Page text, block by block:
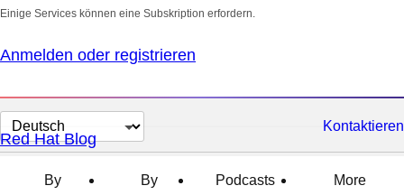
Einige Services können eine Subskription erfordern.
Anmelden oder registrieren
Sprache
auswählen
Kontaktieren
Red Hat Blog
By
By
Podcasts
More